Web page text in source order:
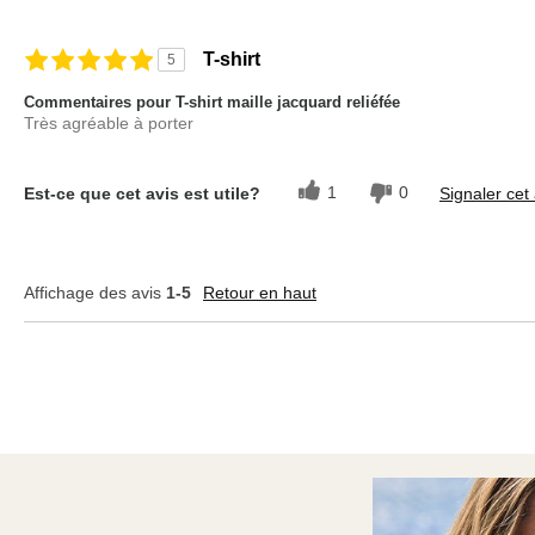
5 T-shirt
Commentaires pour T-shirt maille jacquard reliéfée
Très agréable à porter
Est-ce que cet avis est utile? 1 0 Signaler cet
Affichage des avis 1-5 Retour en haut